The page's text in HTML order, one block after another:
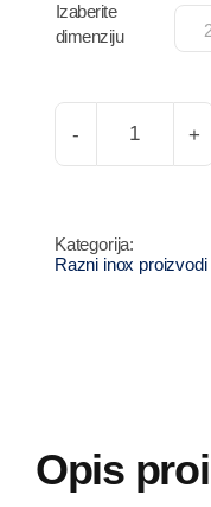
Izaberite
dimenziju
krajnji
Razni inox
Opis